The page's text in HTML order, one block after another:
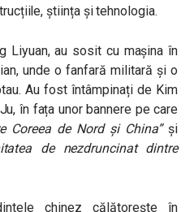
știința și tehnologia.
Liyuan, au sosit cu mașina în
unde o fanfară militară și o
Au fost întâmpinați de Kim
în fața unor bannere pe care
Coreea de Nord și China”și
de nezdruncinat dintre
chinez călătorește în